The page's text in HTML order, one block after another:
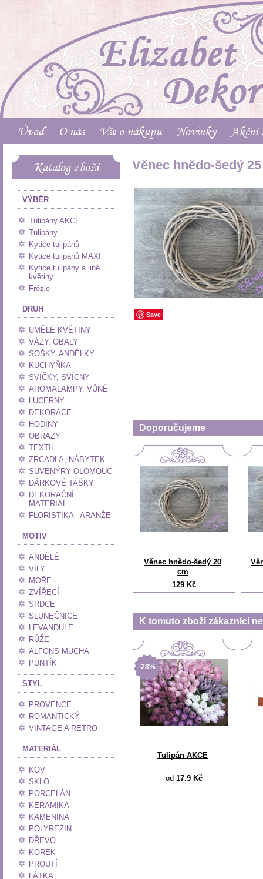
Úvod O nás Vše o nákupu Novinky Akční
Katalog zboží
VÝBĚR
Tulipány AKCE
Tulipány
Kytice tulipánů
Kytice tulipánů MAXI
Kytice tulipány a jiné
květiny
Frézie
DRUH
UMĚLÉ KVĚTINY
VÁZY, OBALY
SOŠKY, ANDĚLKY
KUCHYŇKA
SVÍČKY, SVÍCNY
AROMALAMPY, VŮNĚ
LUCERNY
DEKORACE
HODINY
OBRAZY
TEXTIL
ZRCADLA, NÁBYTEK
SUVENÝRY OLOMOUC
DÁRKOVÉ TAŠKY
DEKORAČNÍ
MATERIÁL
FLORISTIKA - ARANŽE
MOTIV
ANDĚLÉ
VÍLY
MOŘE
ZVÍŘECÍ
SRDCE
SLUNEČNICE
LEVANDULE
RŮŽE
ALFONS MUCHA
PUNTÍK
STYL
PROVENCE
ROMANTICKÝ
VINTAGE A RETRO
MATERIÁL
KOV
SKLO
PORCELÁN
KERAMIKA
KAMENINA
POLYREZIN
DŘEVO
KOREK
PROUTÍ
LÁTKA
Věnec hnědo-šedý
Save
Doporučujeme
Věnec hnědo-šedý 20
cm
129 Kč
K tomuto zboží zákazníci
-28%
Tulipán AKCE
od 17.9 Kč